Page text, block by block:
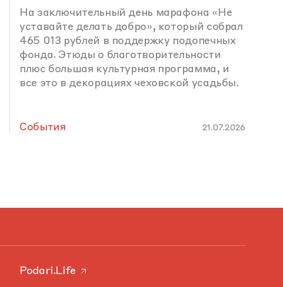
На заключительный день марафона «Не
уставайте делать добро», который собрал
465 013 рублей в поддержку подопечных
фонда. Этюды о благотворительности
плюс большая культурная программа, и
все это в декорациях чеховской усадьбы.
События 21.07.2026
Podari.Life